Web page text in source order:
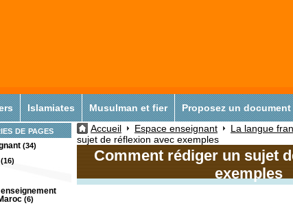
Islamiates Musulman et fier Proposez un document
de pages
(34)
(16)
(6)
Accueil Espace enseignant La langue
sujet de réflexion avec exemples
Comment rédiger un sujet
exemples